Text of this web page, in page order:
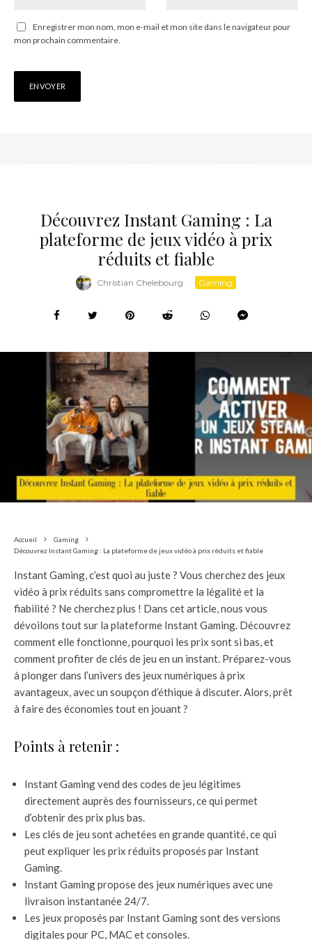
Enregistrer mon nom, mon e-mail et mon site dans le navigateur pour
mon prochain commentaire.
Découvrez Instant Gaming : La
plateforme de jeux vidéo à prix
réduits et fiable
Christian Chelebourg · Gaming
Accueil
Gaming
Découvrez Instant Gaming : La plateforme de jeux vidéo à prix réduits et fiable
Instant Gaming, c’est quoi au juste ? Vous cherchez des jeux
vidéo à prix réduits sans compromettre la légalité et la
fiabilité ? Ne cherchez plus ! Dans cet article, nous vous
dévoilons tout sur la plateforme Instant Gaming. Découvrez
comment elle fonctionne, pourquoi les prix sont si bas, et
comment profiter de clés de jeu en un instant. Préparez-vous
à plonger dans l’univers des jeux numériques à prix
avantageux, avec un soupçon d’éthique à discuter. Alors, prêt
à faire des économies tout en jouant ?
Points à retenir :
Instant Gaming vend des codes de jeu légitimes
directement auprès des fournisseurs, ce qui permet
d’obtenir des prix plus bas.
Les clés de jeu sont achetées en grande quantité, ce qui
peut expliquer les prix réduits proposés par Instant
Gaming.
Instant Gaming propose des jeux numériques avec une
livraison instantanée 24/7.
Les jeux proposés par Instant Gaming sont des versions
digitales pour PC, MAC et consoles.